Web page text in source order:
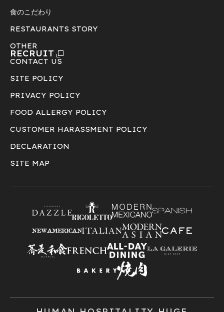
食のこだわり
RESTAURANTS STORY
OTHER
RECRUIT
CONTACT US
SITE POLICY
PRIVACY POLICY
FOOD ALLERGY POLICY
CUSTOMER HARASSMENT POLICY
DECLARATION
SITE MAP